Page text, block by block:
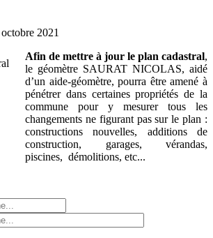
2021
Afin de mettre à jour le plan cadastral,
le géomètre SAURAT NICOLAS, aidé
d’un aide-géomètre, pourra être amené à
pénétrer dans certaines propriétés de la
commune pour y mesurer tous les
changements ne figurant pas sur le plan :
constructions nouvelles, additions de
construction, garages, vérandas,
piscines, démolitions, etc...